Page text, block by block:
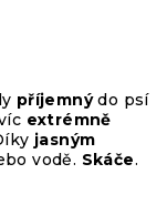
příjemnýdo psí
extrémně
jasným
vodě. Skáče.